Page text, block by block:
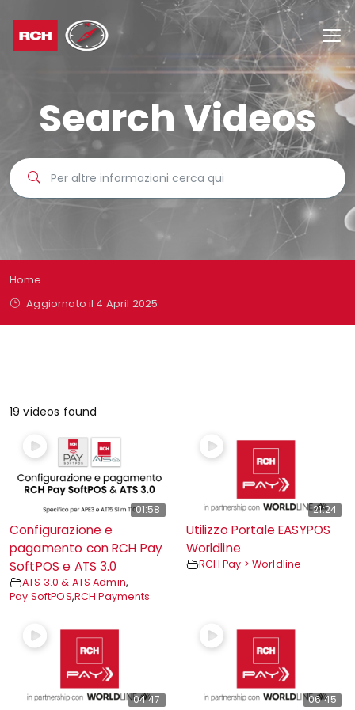
Search Videos
Home
Aggiornato il 4 April 2025
19 videos found
01:58
Configurazione e
pagamento con RCH Pay
SoftPOS e ATS 3.0
ATS 3.0 & ATS Admin,
Pay SoftPOS,RCH Payments
21:24
Utilizzo Portale EASYPOS
Worldline
RCH Pay > Worldline
04:47 06:45